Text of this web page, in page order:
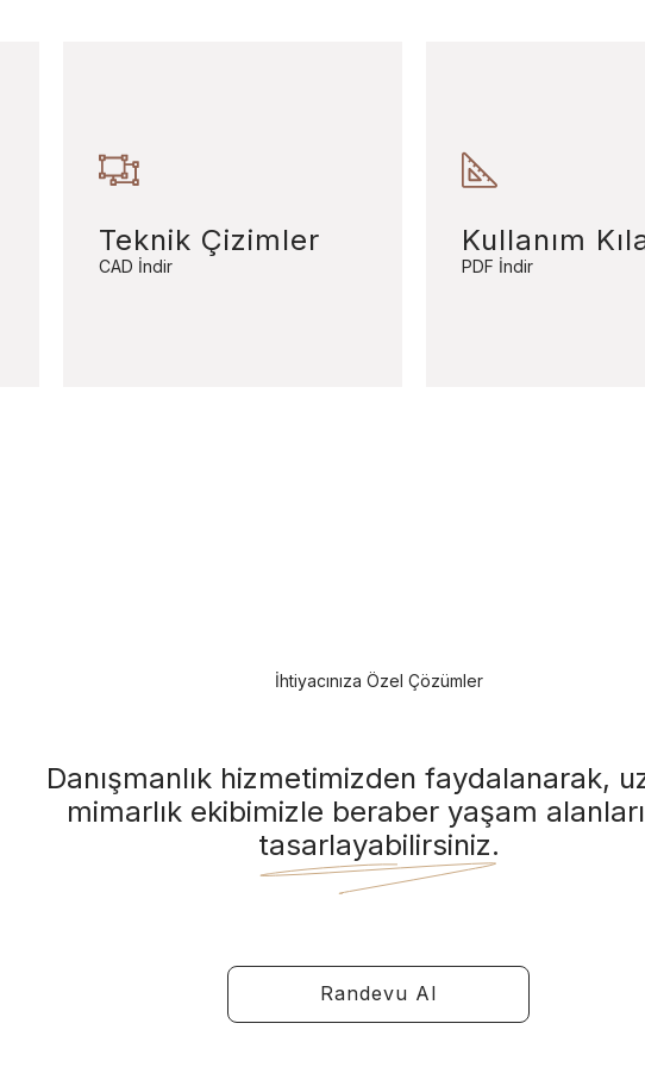
Teknik Çizimler
CAD İndir
Kullanım
PDF İndir
İhtiyacınıza Özel Çözümler
Danışmanlık hizmetimizden faydalanarak,
mimarlık ekibimizle beraber yaşam
tasarlayabilirsiniz.
Randevu Al